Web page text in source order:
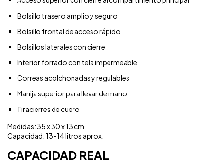
Bolsillo trasero amplio y seguro
Bolsillo frontal de acceso rápido
Bolsillos laterales con cierre
Interior forrado con tela impermeable
Correas acolchonadas y regulables
Manija superior para llevar de mano
Tiracierres de cuero
Medidas: 35 x 30 x 13 cm
Capacidad: 13–14 litros aprox.
CAPACIDAD REAL